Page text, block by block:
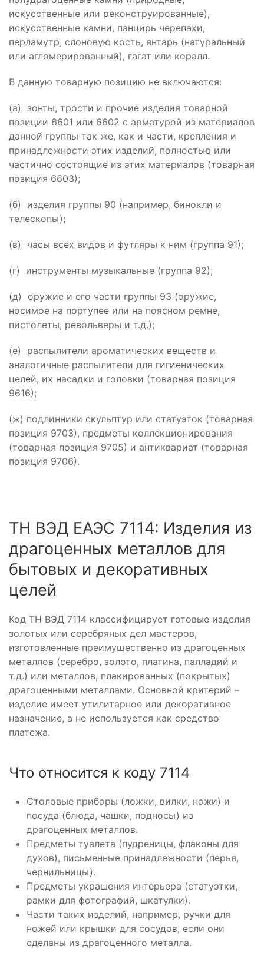
искусственные или реконструированные),
искусственные камни, панцирь черепахи,
перламутр, слоновую кость, янтарь (натуральный
или агломерированный), гагат или коралл.
В данную товарную позицию не включаются:
(а) зонты, трости и прочие изделия товарной
позиции 6601 или 6602 с арматурой из материалов
данной группы так же, как и части, крепления и
принадлежности этих изделий, полностью или
частично состоящие из этих материалов (товарная
позиция 6603);
(б) изделия группы 90 (например, бинокли и
телескопы);
(в) часы всех видов и футляры к ним (группа 91);
(г) инструменты музыкальные (группа 92);
(д) оружие и его части группы 93 (оружие,
носимое на портупее или на поясном ремне,
пистолеты, револьверы и т.д.);
(е) распылители ароматических веществ и
аналогичные распылители для гигиенических
целей, их насадки и головки (товарная позиция
9616);
(ж) подлинники скульптур или статуэток (товарная
позиция 9703), предметы коллекционирования
(товарная позиция 9705) и антиквариат (товарная
позиция 9706).
ТН ВЭД ЕАЭС 7114: Изделия из
драгоценных металлов для
бытовых и декоративных
целей
Код ТН ВЭД 7114 классифицирует готовые изделия
золотых или серебряных дел мастеров,
изготовленные преимущественно из драгоценных
металлов (серебро, золото, платина, палладий и
т.д.) или металлов, плакированных (покрытых)
драгоценными металлами. Основной критерий –
изделие имеет утилитарное или декоративное
назначение, а не используется как средство
платежа.
Что относится к коду 7114
Столовые приборы (ложки, вилки, ножи) и
посуда (блюда, чашки, подносы) из
драгоценных металлов.
Предметы туалета (пудреницы, флаконы для
духов), письменные принадлежности (перья,
чернильницы).
Предметы украшения интерьера (статуэтки,
рамки для фотографий, шкатулки).
Части таких изделий, например, ручки для
ножей или крышки для сосудов, если они
сделаны из драгоценного металла.